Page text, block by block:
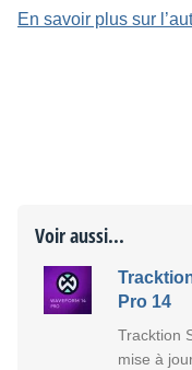
En savoir plus sur
Voir aussi...
Pro 14
Tracktion
mise à